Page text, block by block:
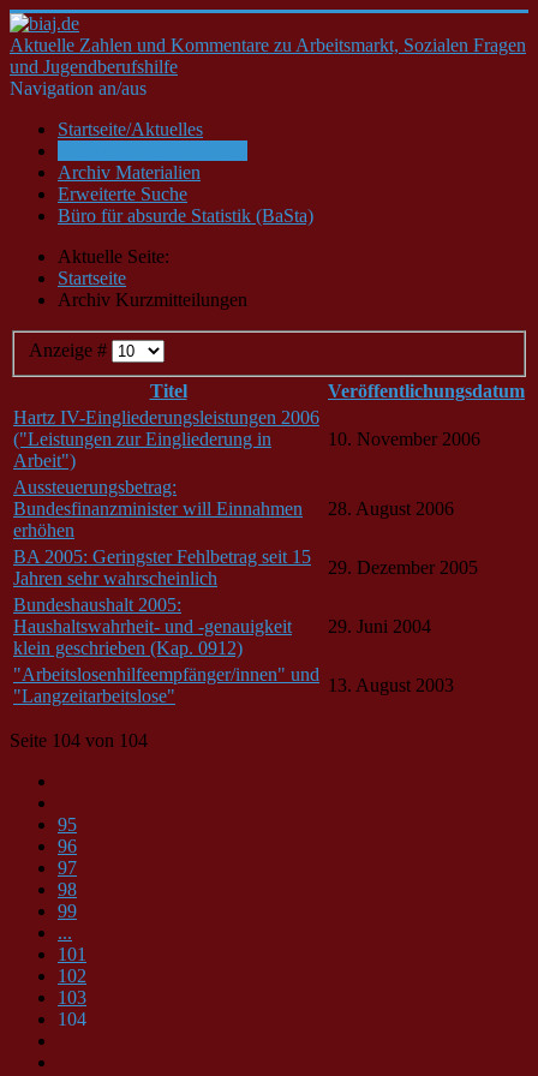
Aktuelle Zahlen und Kommentare zu Arbeitsmarkt, Sozialen Fragen
und Jugendberufshilfe
Navigation an/aus
Startseite/Aktuelles
Archiv Materialien
Erweiterte Suche
Büro für absurde Statistik (BaSta)
Aktuelle Seite:
Startseite
Archiv Kurzmitteilungen
Anzeige #
Titel
Veröffentlichungsdatum
Hartz IV-Eingliederungsleistungen 2006
("Leistungen zur Eingliederung in
Arbeit")
10. November 2006
Aussteuerungsbetrag:
Bundesfinanzminister will Einnahmen
erhöhen
28. August 2006
BA 2005: Geringster Fehlbetrag seit 15
Jahren sehr wahrscheinlich
29. Dezember 2005
Bundeshaushalt 2005:
Haushaltswahrheit- und -genauigkeit
klein geschrieben (Kap. 0912)
29. Juni 2004
"Arbeitslosenhilfeempfänger/innen" und
"Langzeitarbeitslose"
13. August 2003
Seite 104 von 104
95
96
97
98
99
...
101
102
103
104